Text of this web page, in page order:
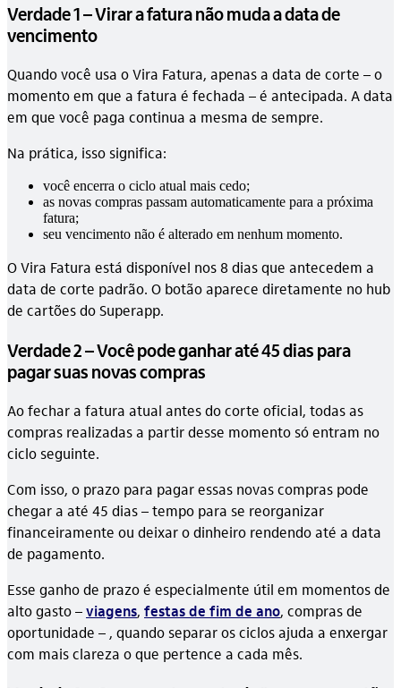
Verdade 1 – Virar a fatura não muda a data de
vencimento
Quando você usa o Vira Fatura, apenas a data de corte – o
momento em que a fatura é fechada – é antecipada. A data
em que você paga continua a mesma de sempre.
Na prática, isso significa:
você encerra o ciclo atual mais cedo;
as novas compras passam automaticamente para a próxima
fatura;
seu vencimento não é alterado em nenhum momento.
O Vira Fatura está disponível nos 8 dias que antecedem a
data de corte padrão. O botão aparece diretamente no hub
de cartões do Superapp.
Verdade 2 – Você pode ganhar até 45 dias para
pagar suas novas compras
Ao fechar a fatura atual antes do corte oficial, todas as
compras realizadas a partir desse momento só entram no
ciclo seguinte.
Com isso, o prazo para pagar essas novas compras pode
chegar a até 45 dias – tempo para se reorganizar
financeiramente ou deixar o dinheiro rendendo até a data
de pagamento.
Esse ganho de prazo é especialmente útil em momentos de
alto gasto –viagens, festas de fim de ano, compras de
oportunidade – , quando separar os ciclos ajuda a enxergar
com mais clareza o que pertence a cada mês.